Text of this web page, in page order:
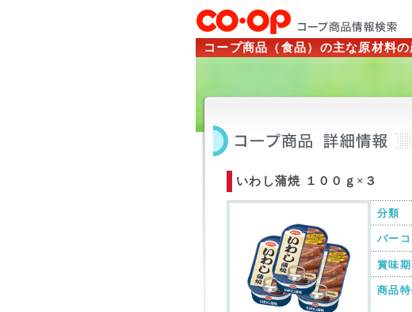
コープ商品（食品）の主な原材料
いわし蒲焼 １００ｇ×３
分類
バー
賞味期
商品